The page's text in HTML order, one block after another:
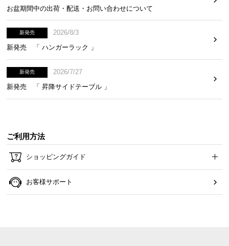
お盆期間中の出荷・配送・お問い合わせについて
新発売
2026/8/3
新発売 「 ハンガーラック 」
新発売
2026/7/27
新発売 「 昇降サイドテーブル 」
ご利用方法
ショッピングガイド
お客様サポート